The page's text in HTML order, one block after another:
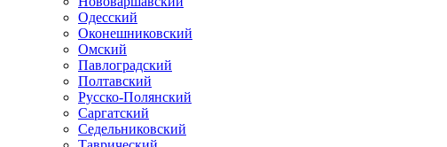
Одесский
Оконешниковский
Омский
Павлоградский
Полтавский
Русско-Полянский
Саргатский
Седельниковский